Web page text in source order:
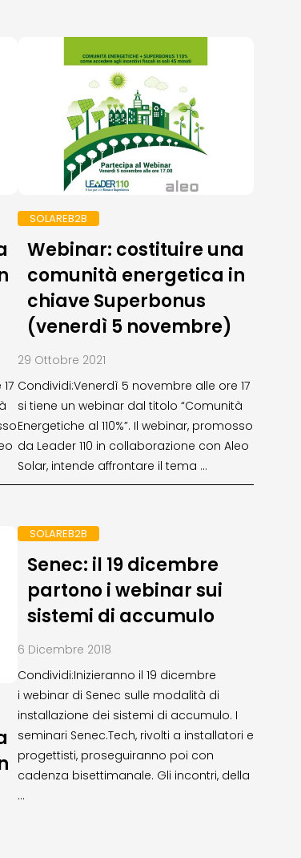
SOLAREB2B
Webinar: costituire una
comunità energetica in
chiave Superbonus
(venerdì 5 novembre)
29 Ottobre 2021
Condividi:Venerdì 5 novembre alle ore 17
si tiene un webinar dal titolo “Comunità
Energetiche al 110%”. Il webinar, promosso
da Leader 110 in collaborazione con Aleo
Solar, intende affrontare il tema …
SOLAREB2B
Senec: il 19 dicembre
partono i webinar sui
sistemi di accumulo
6 Dicembre 2018
Condividi:Inizieranno il 19 dicembre
i webinar di Senec sulle modalità di
installazione dei sistemi di accumulo. I
seminari Senec.Tech, rivolti a installatori e
progettisti, proseguiranno poi con
cadenza bisettimanale. Gli incontri, della
…